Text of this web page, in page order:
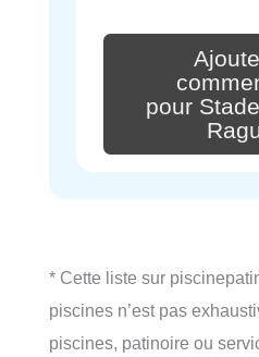
pour
* Cette liste sur
piscines n’est pas
piscines, patinoire ou